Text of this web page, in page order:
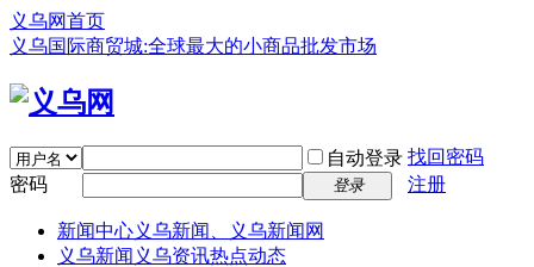
义乌网首页
义乌国际商贸城:全球最大的小商品批发市场
自动登录 找回密码
密码
登录 注册
新闻中心义乌新闻、义乌新闻网
义乌新闻 义乌资讯热点动态